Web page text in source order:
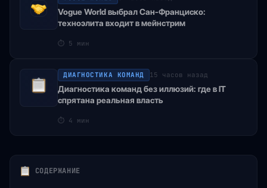
Vogue World выбрал Сан-Франциско:
техноэлита входит в мейнстрим
⏱ 5 мин
ДИАГНОСТИКА КОМАНД 15 часов назад
Диагностика команд без иллюзий: где в IT
спрятана реальная власть
⏱ 4 мин
СОДЕРЖАНИЕ